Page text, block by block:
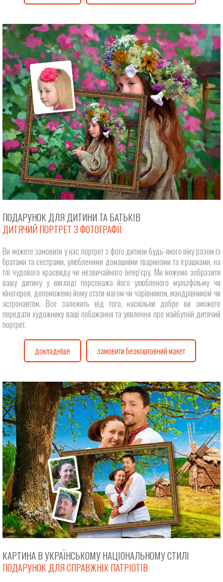
ПОДАРУНОК ДЛЯ ДИТИНИ ТА БАТЬКІВ
ДИТЯЧИЙ ПОРТРЕТ З ФОТОГРАФІЇ
Ви можете замовити у нас портрет з фото дитини будь-якого віку разом із
братами та сестрами, улюбленими домашніми тваринами та іграшками, на
тлі чудового краєвиду чи незвичайного інтер'єру. Ми можемо зобразити
вашу дитину у вигляді персонажа його улюбленого мультфільму чи
кіногероя, допоможемо йому стати магом чи чарівником, мандрівником чи
астронавтом. Все залежить від того, наскільки добре ви зможете
передати художнику ваші побажання та уявлення про майбутній дитячий
портрет.
докладніше замовити безкоштовний макет
КАРТИНА В УКРАЇНСЬКОМУ НАЦІОНАЛЬНОМУ СТИЛІ
ПОДАРУНОК ДЛЯ СПРАВЖНІХ ПАТРІОТІВ